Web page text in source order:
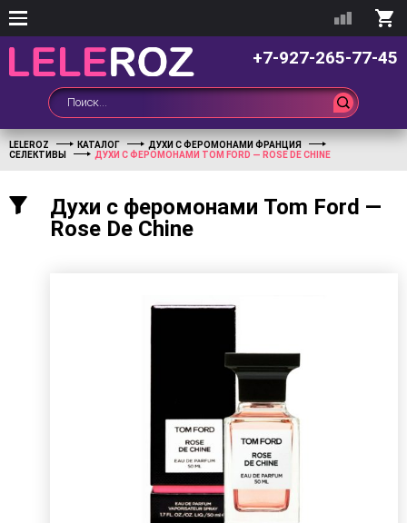
+7-927-265-77-45
LELEROZ КАТАЛОГ
ДУХИ С ФЕРОМОНАМИ ФРАНЦИЯ
СЕЛЕКТИВЫ
ДУХИ С ФЕРОМОНАМИ TOM FORD — ROSE DE CHINE
Духи с феромонами Tom Ford —
Rose De Chine